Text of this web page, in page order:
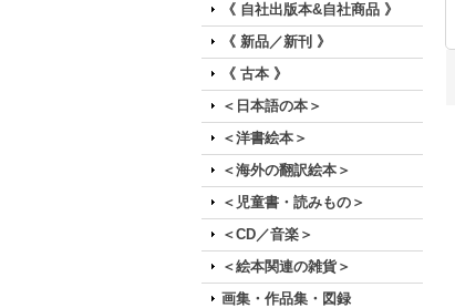
《 自社出版本&自社商品 》
《 新品／新刊 》
《 古本 》
＜日本語の本＞
＜洋書絵本＞
＜海外の翻訳絵本＞
＜児童書・読みもの＞
＜CD／音楽＞
＜絵本関連の雑貨＞
画集・作品集・図録